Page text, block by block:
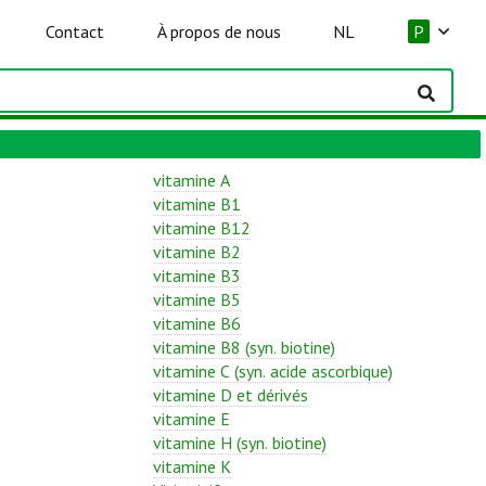
Contact À propos de nous NL P
vitamine A
vitamine B1
vitamine B12
vitamine B2
vitamine B3
vitamine B5
vitamine B6
vitamine B8 (syn. biotine)
vitamine C (syn. acide ascorbique)
vitamine D et dérivés
vitamine E
vitamine H (syn. biotine)
vitamine K